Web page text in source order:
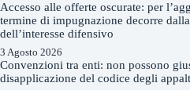
Accesso alle offerte oscurate: per
termine di impugnazione decorre
dell’interesse difensivo
3 Agosto 2026
Convenzioni tra enti: non possono
disapplicazione del codice degli